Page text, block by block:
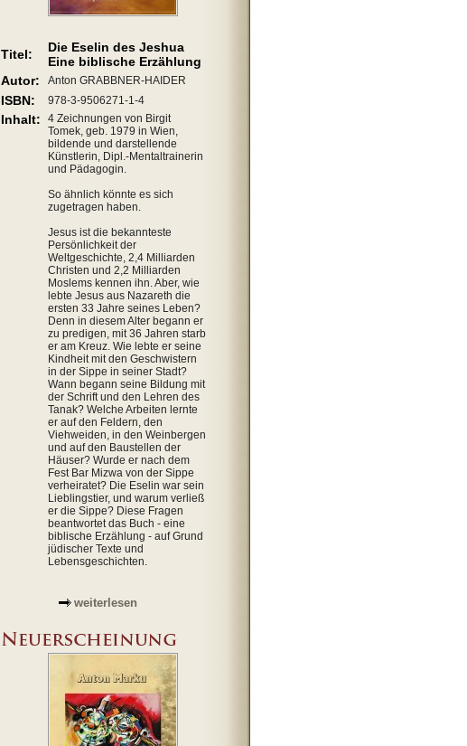
Titel:
Die Eselin des Jeshua
Eine biblische Erzählung
Autor:
Anton GRABBNER-HAIDER
ISBN: 978-3-9506271-1-4
Inhalt:
4 Zeichnungen von Birgit
Tomek, geb. 1979 in Wien,
bildende und darstellende
Künstlerin, Dipl.-Mentaltrainerin
und Pädagogin.
So ähnlich könnte es sich
zugetragen haben.
Jesus ist die bekannteste
Persönlichkeit der
Weltgeschichte, 2,4 Milliarden
Christen und 2,2 Milliarden
Moslems kennen ihn. Aber, wie
lebte Jesus aus Nazareth die
ersten 33 Jahre seines Leben?
Denn in diesem Alter begann er
zu predigen, mit 36 Jahren starb
er am Kreuz. Wie lebte er seine
Kindheit mit den Geschwistern
in der Sippe in seiner Stadt?
Wann begann seine Bildung mit
der Schrift und den Lehren des
Tanak? Welche Arbeiten lernte
er auf den Feldern, den
Viehweiden, in den Weinbergen
und auf den Baustellen der
Häuser? Wurde er nach dem
Fest Bar Mizwa von der Sippe
verheiratet? Die Eselin war sein
Lieblingstier, und warum verließ
er die Sippe? Diese Fragen
beantwortet das Buch - eine
biblische Erzählung - auf Grund
jüdischer Texte und
Lebensgeschichten.
weiterlesen